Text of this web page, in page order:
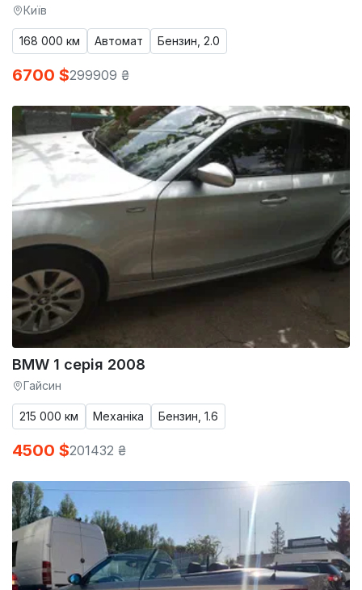
Київ
168 000 км Автомат Бензин, 2.0
6700 $299909 ₴
BMW 1 серія 2008
Гайсин
215 000 км Механіка Бензин, 1.6
4500 $201432 ₴